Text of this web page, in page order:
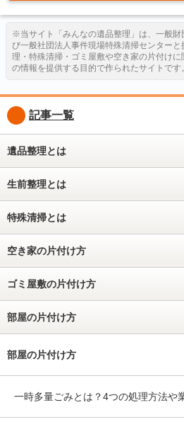
※当サイト「みんなの遺品整理」は、一般財
び一般社団法人事件現場特殊清掃センター
理・特殊清掃・ゴミ屋敷や空き家の片付け
の情報を提供する目的で作られたサイトです。
記事一覧
遺品整理とは
生前整理とは
特殊清掃とは
空き家の片付け方
ゴミ屋敷の片付け方
部屋の片付け方
部屋の片付け方
一時多量ごみとは？4つの処理方法や